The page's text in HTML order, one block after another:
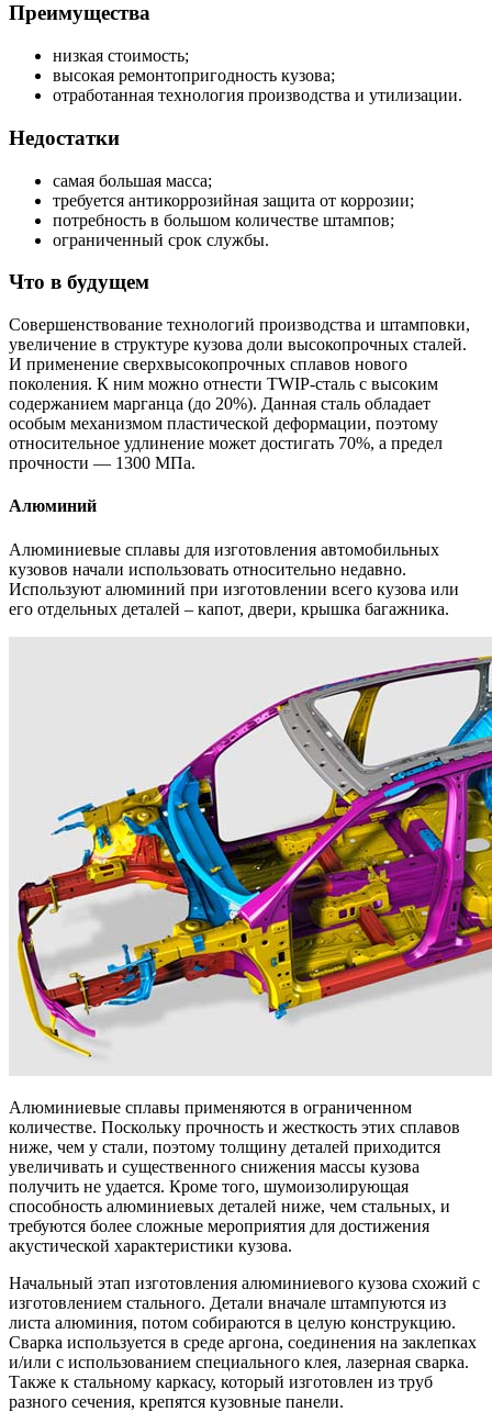
Преимущества
низкая стоимость;
высокая ремонтопригодность кузова;
отработанная технология производства и утилизации.
Недостатки
самая большая масса;
требуется антикоррозийная защита от коррозии;
потребность в большом количестве штампов;
ограниченный срок службы.
Что в будущем
Совершенствование технологий производства и штамповки,
увеличение в структуре кузова доли высокопрочных сталей.
И применение сверхвысокопрочных сплавов нового
поколения. К ним можно отнести TWIP-сталь с высоким
содержанием марганца (до 20%). Данная сталь обладает
особым механизмом пластической деформации, поэтому
относительное удлинение может достигать 70%, а предел
прочности — 1300 МПа.
Алюминий
Алюминиевые сплавы для изготовления автомобильных
кузовов начали использовать относительно недавно.
Используют алюминий при изготовлении всего кузова или
его отдельных деталей – капот, двери, крышка багажника.
Алюминиевые сплавы применяются в ограниченном
количестве. Поскольку прочность и жесткость этих сплавов
ниже, чем у стали, поэтому толщину деталей приходится
увеличивать и существенного снижения массы кузова
получить не удается. Кроме того, шумоизолирующая
способность алюминиевых деталей ниже, чем стальных, и
требуются более сложные мероприятия для достижения
акустической характеристики кузова.
Начальный этап изготовления алюминиевого кузова схожий с
изготовлением стального. Детали вначале штампуются из
листа алюминия, потом собираются в целую конструкцию.
Сварка используется в среде аргона, соединения на заклепках
и/или с использованием специального клея, лазерная сварка.
Также к стальному каркасу, который изготовлен из труб
разного сечения, крепятся кузовные панели.